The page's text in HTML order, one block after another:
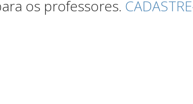
os professores.